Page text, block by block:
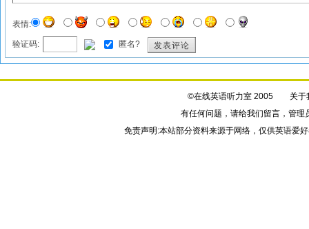
表情:
验证码: 匿名? 发表评论
©在线英语听力室 2005 关于
有任何问题，请给我们留言，管理
免责声明:本站部分资料来源于网络，仅供英语爱